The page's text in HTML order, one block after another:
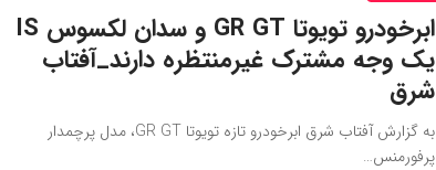
ابرخودرو تویوتا GR GT و سدان لکسوس IS
یک وجه مشترک غیرمنتظره دارند_آفتاب
شرق
به گزارش آفتاب شرق ابرخودرو تازه تویوتا GR GT، مدل پرچمدار
پرفورمنس…